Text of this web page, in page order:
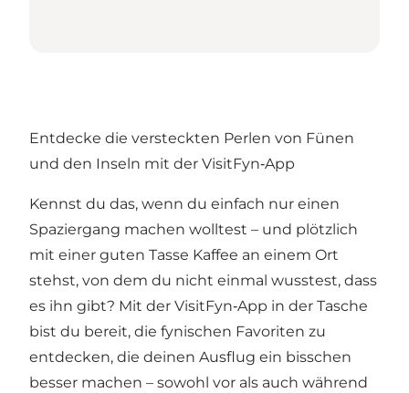
Entdecke die versteckten Perlen von Fünen
und den Inseln mit der VisitFyn‑App
Kennst du das, wenn du einfach nur einen
Spaziergang machen wolltest – und plötzlich
mit einer guten Tasse Kaffee an einem Ort
stehst, von dem du nicht einmal wusstest, dass
es ihn gibt? Mit der VisitFyn‑App in der Tasche
bist du bereit, die fynischen Favoriten zu
entdecken, die deinen Ausflug ein bisschen
besser machen – sowohl vor als auch während